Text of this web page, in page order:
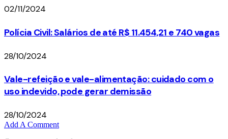
02/11/2024
Polícia Civil: Salários de até R$ 11.454,21 e 740 vagas
28/10/2024
Vale-refeição e vale-alimentação: cuidado com o
uso indevido, pode gerar demissão
28/10/2024
Add A Comment